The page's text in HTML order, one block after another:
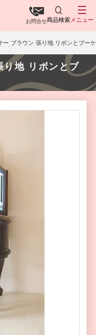
お問合せ商品検索 メニュー
ー ブラウン 張り地 リボンとブー
り地 リボンとブ